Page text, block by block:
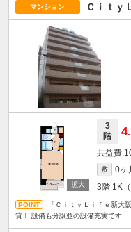
マンション Ｃｉｔｙ
3
階
敷 0ヶ
3階 1K
「ＣｉｔｙＬｉｆｅ新
貸！ 設備も分譲並の設備充実です